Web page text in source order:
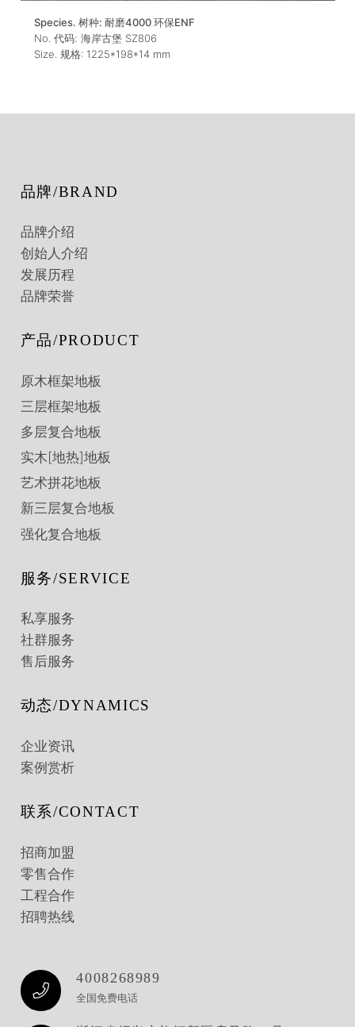
Species. 树种: 耐磨4000 环保ENF
No. 代码: 海岸古堡 SZ806
Size. 规格: 1225*198*14mm
品牌/BRAND
品牌介绍
创始人介绍
发展历程
品牌荣誉
产品/PRODUCT
原木框架地板
三层框架地板
多层复合地板
实木[地热]地板
艺术拼花地板
新三层复合地板
强化复合地板
服务/SERVICE
私享服务
社群服务
售后服务
动态/DYNAMICS
企业资讯
案例赏析
联系/CONTACT
招商加盟
零售合作
工程合作
招聘热线
4008268989
全国免费电话